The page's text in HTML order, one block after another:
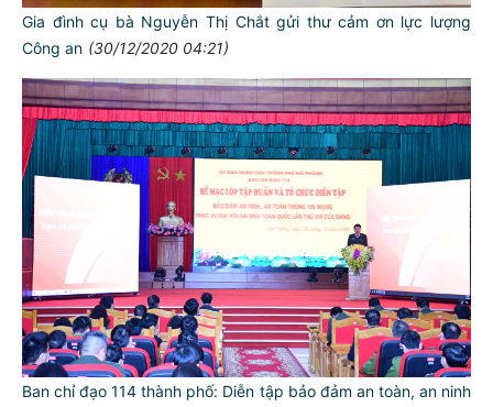
Gia đình cụ bà Nguyễn Thị Chắt gửi thư cảm ơn lực lượng
Công an (30/12/2020 04:21)
Ban chỉ đạo 114 thành phố: Diễn tập bảo đảm an toàn, an ninh